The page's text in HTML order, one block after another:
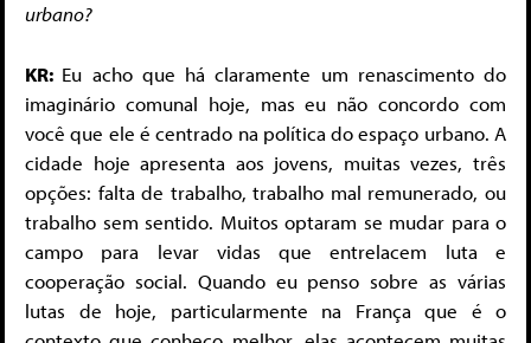
urbano?
KR: Eu acho que há claramente um renascimento do
imaginário comunal hoje, mas eu não concordo com
você que ele é centrado na política do espaço urbano. A
cidade hoje apresenta aos jovens, muitas vezes, três
opções: falta de trabalho, trabalho mal remunerado, ou
trabalho sem sentido. Muitos optaram se mudar para o
campo para levar vidas que entrelacem luta e
cooperação social. Quando eu penso sobre as várias
lutas de hoje, particularmente na França que é o